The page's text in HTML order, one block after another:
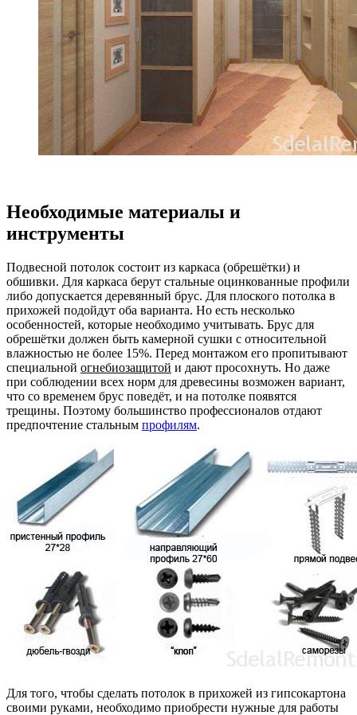
Необходимые материалы и
инструменты
Подвесной потолок состоит из каркаса (обрешётки) и
обшивки. Для каркаса берут стальные оцинкованные профили
либо допускается деревянный брус. Для плоского потолка в
прихожей подойдут оба варианта. Но есть несколько
особенностей, которые необходимо учитывать. Брус для
обрешётки должен быть камерной сушки с относительной
влажностью не более 15%. Перед монтажом его пропитывают
специальной огнебиозащитой и дают просохнуть. Но даже
при соблюдении всех норм для древесины возможен вариант,
что со временем брус поведёт, и на потолке появятся
трещины. Поэтому большинство профессионалов отдают
предпочтение стальным профилям.
Для того, чтобы сделать потолок в прихожей из гипсокартона
своими руками, необходимо приобрести нужные для работы